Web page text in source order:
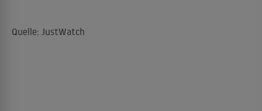
Quelle: JustWatch